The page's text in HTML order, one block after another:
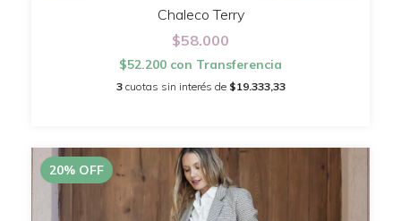
Chaleco Terry
$58.000
$52.200 con Transferencia
3 cuotas sin interés de $19.333,33
20% OFF